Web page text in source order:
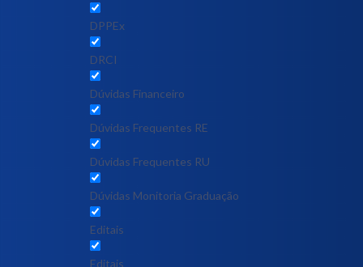
DPPEx
DRCI
Dúvidas Financeiro
Dúvidas Frequentes RE
Dúvidas Frequentes RU
Dúvidas Monitoria Graduação
Editais
Editais